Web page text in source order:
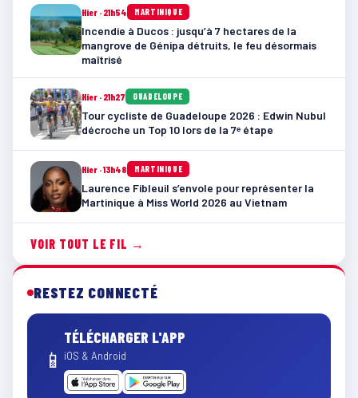
Hier · 21h54 MARTINIQUE
Incendie à Ducos : jusqu’à 7 hectares de la
mangrove de Génipa détruits, le feu désormais
maîtrisé
Hier · 21h27 GUADELOUPE
Tour cycliste de Guadeloupe 2026 : Edwin Nubul
décroche un Top 10 lors de la 7ᵉ étape
Hier · 13h48 MARTINIQUE
Laurence Fibleuil s’envole pour représenter la
Martinique à Miss World 2026 au Vietnam
VOIR TOUT LE FIL →
RESTEZ CONNECTÉ
📱
TÉLÉCHARGER L'APP
iOS & Android